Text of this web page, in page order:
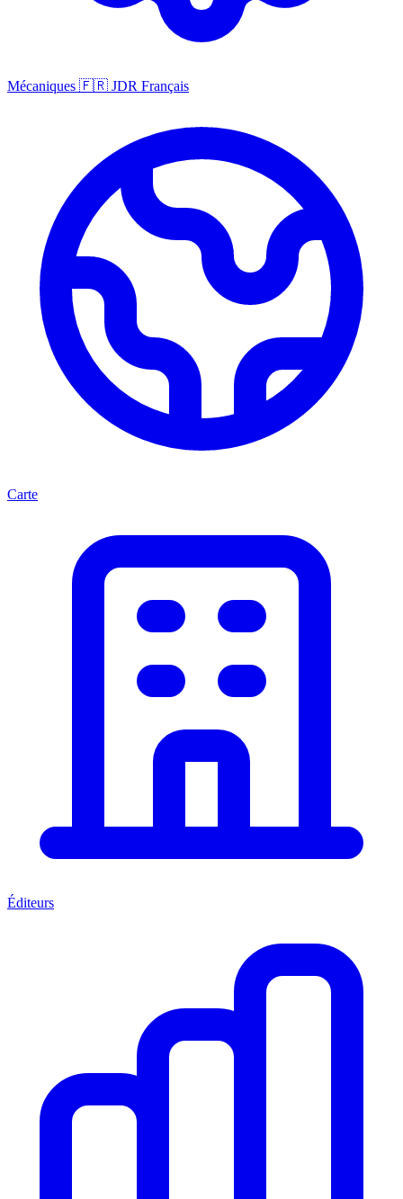
Mécaniques 🇫🇷 JDR Français
Carte
Éditeurs